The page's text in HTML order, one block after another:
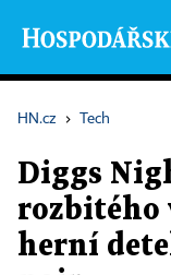
HN.cz › Tech
Diggs
rozbitého
herní